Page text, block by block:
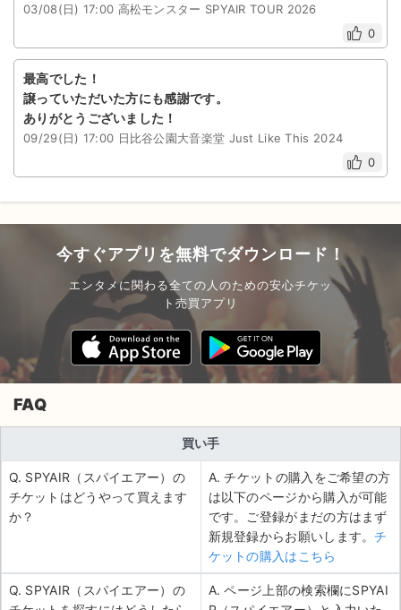
03/08(日) 17:00 高松モンスター SPYAIR TOUR 2026
0
最高でした！
譲っていただいた方にも感謝です。
ありがとうございました！
09/29(日) 17:00 日比谷公園大音楽堂 Just Like This 2024
0
今すぐアプリを無料でダウンロード！
エンタメに関わる全ての人のための安心チケッ
ト売買アプリ
FAQ
買い手
Q. SPYAIR（スパイエアー）の
チケットはどうやって買えます
か？
A. チケットの購入をご希望の方
は以下のページから購入が可能
です。ご登録がまだの方はまず
新規登録からお願いします。チ
ケットの購入はこちら
Q. SPYAIR（スパイエアー）の
A. ページ上部の検索欄にSPYAI